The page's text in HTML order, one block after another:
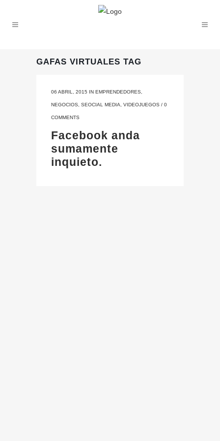
GAFAS VIRTUALES TAG
06 ABRIL, 2015 IN EMPRENDEDORES
NEGOCIOS SEOCIAL MEDIA VIDEOJUEGOS / 0
COMMENTS
Facebook anda
sumamente
inquieto.